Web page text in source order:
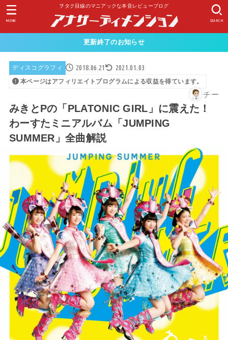
ヲタク目線のマニアックな本音レビューブログ
SEARCH
MENU
更新終了のお知らせ
ディスコグラフィ 2018.06.21 2021.01.03
本ページはアフィリエイトプログラムによる収益を得ています。
チー
みきとPの「PLATONIC GIRL」に震えた！
わーすたミニアルバム「JUMPING
SUMMER」全曲解説